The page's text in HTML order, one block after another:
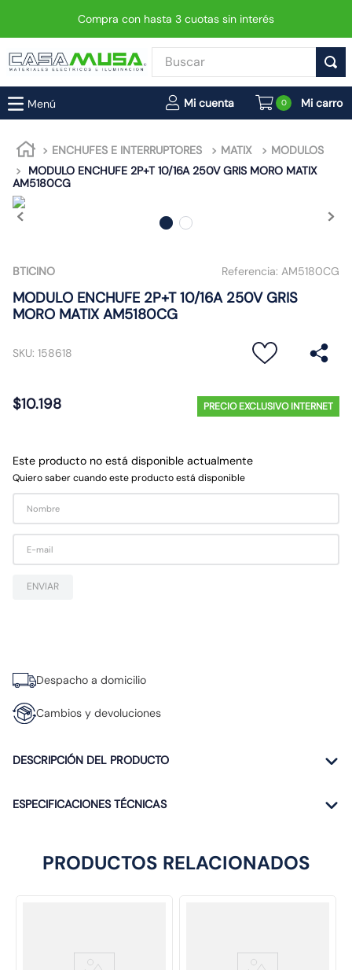
Compra con hasta 3 cuotas sin interés
Buscar
0
ENCHUFES E INTERRUPTORES MATIX
MODULOS
MODULO ENCHUFE 2P+T 10/16A 250V GRIS MORO MATIX
AM5180CG
BTICINO Referencia: AM5180CG
MODULO ENCHUFE 2P+T 10/16A 250V GRIS
MORO MATIX AM5180CG
SKU: 158618
$10.198 PRECIO EXCLUSIVO INTERNET
Este producto no está disponible actualmente
Quiero saber cuando este producto está disponible
ENVIAR
Despacho a domicilio
Cambios y devoluciones
DESCRIPCIÓN DEL PRODUCTO
ESPECIFICACIONES TÉCNICAS
PRODUCTOS RELACIONADOS
TÉRMINOS MÁS BUSCADOS
1.
enchufe
2.
interruptor
3 .
luminaria vial led neo
5.